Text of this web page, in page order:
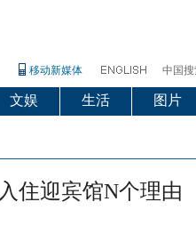
移动新媒体 中国
文娱 生活 图片
住迎宾馆N个理由